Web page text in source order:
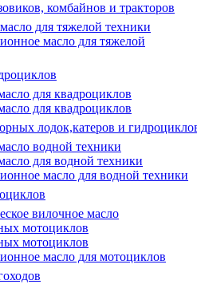
комбайнов и тракторов
для тяжелой техники
масло для тяжелой
для квадроциклов
для квадроциклов
лодок,катеров и
водной техники
для водной техники
масло для водной техники
вилочное масло
мотоциклов
мотоциклов
масло для мотоциклов